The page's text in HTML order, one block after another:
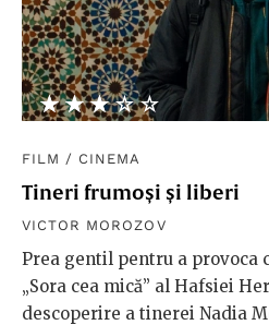
★★★★★
☆☆☆☆☆
FILM / CINEMA
Tineri frumoși și liberi
VICTOR MOROZOV
Prea gentil pentru a provoca
„Sora cea mică” al Hafsiei
descoperire a tinerei Nadia